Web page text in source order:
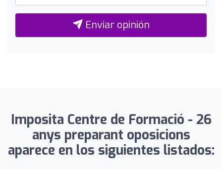
Enviar opinión
Imposita Centre de Formació - 26
anys preparant oposicions
aparece en los siguientes listados: